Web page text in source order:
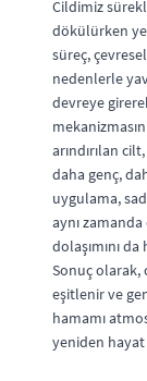
Cildimiz
dökülürken
süreç,
nedenlerle
devreye
arındırılan
daha genç,
uygulama,
aynı
dolaşımını da
Sonuç olarak,
eşitlenir ve
hamamı
yeniden hayat